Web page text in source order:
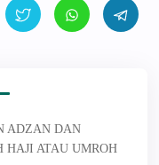
ADZAN DAN
HAJI ATAU UMROH